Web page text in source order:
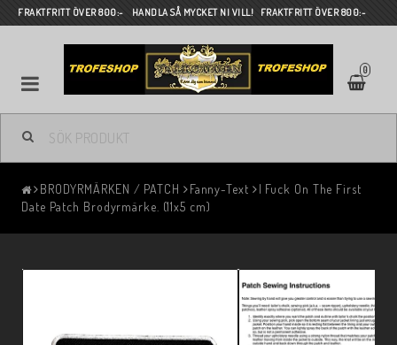
FRAKTFRITT ÖVER 800:- HANDLA SÅ MYCKET NI VILL! FRAKTFRITT ÖVER 800:-
0
BRODYRMÄRKEN / PATCH Fanny-Text
I Fuck On The First
Date Patch Brodyrmärke. (11x5 cm)